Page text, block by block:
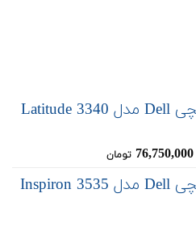
قیمت
84,000,000
76,750,000 تومانقیمت
76,750,000